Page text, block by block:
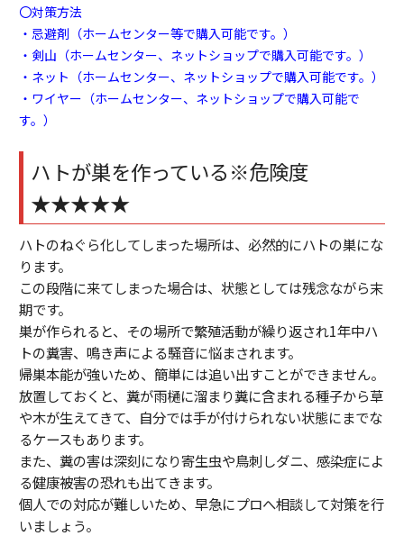
〇対策方法
・忌避剤（ホームセンター等で購入可能です。）
・剣山（ホームセンター、ネットショップで購入可能です。）
・ネット（ホームセンター、ネットショップで購入可能です。）
・ワイヤー（ホームセンター、ネットショップで購入可能で
す。）
ハトが巣を作っている※危険度
★★★★★
ハトのねぐら化してしまった場所は、必然的にハトの巣にな
ります。
この段階に来てしまった場合は、状態としては残念ながら末
期です。
巣が作られると、その場所で繁殖活動が繰り返され1年中ハ
トの糞害、鳴き声による騒音に悩まされます。
帰巣本能が強いため、簡単には追い出すことができません。
放置しておくと、糞が雨樋に溜まり糞に含まれる種子から草
や木が生えてきて、自分では手が付けられない状態にまでな
るケースもあります。
また、糞の害は深刻になり寄生虫や鳥刺しダニ、感染症によ
る健康被害の恐れも出てきます。
個人での対応が難しいため、早急にプロへ相談して対策を行
いましょう。